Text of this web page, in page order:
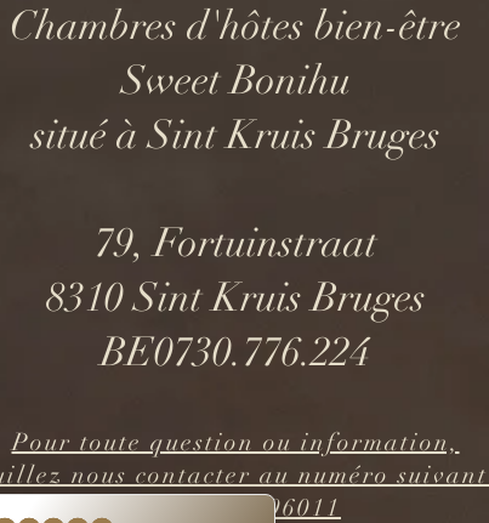
Chambres d'hôtes bien-être
Sweet Bonihu
situé à Sint Kruis Bruges
79, Fortuinstraat
8310 Sint Kruis Bruges
BE0730.776.224
Pour toute question ou information,
nous contacter au numéro
+32(0)476596011